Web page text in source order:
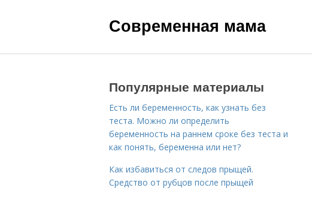
Современная мама
Популярные материалы
Есть ли беременность, как узнать без
теста. Можно ли определить
беременность на раннем сроке без теста и
как понять, беременна или нет?
Как избавиться от следов прыщей.
Средство от рубцов после прыщей